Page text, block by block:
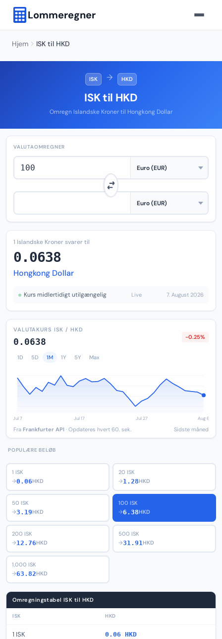
Lommeregner
Hjem ISK til HKD
ISK → HKD
ISK til HKD
Omregn Islandske Kroner til Hongkong Dollar
VALUTAOMREGNER
1 Islandske Kroner svarer til
0.0638
Hongkong Dollar
Kurs midlertidigt utilgængelig Live 7. August 2026
VALUTAKURS ISK / HKD
0.0638 -0.25%
1D 5D 1M 1Y 5Y Max
Fra Frankfurter API · Opdateres hvert 60. sek. Sidste måned
POPULÆRE BELØB
1 ISK
→0.06HKD
20 ISK
→1.28HKD
50 ISK
→3.19HKD
100 ISK
→6.38HKD
200 ISK
→12.76HKD
500 ISK
→31.91HKD
1,000 ISK
→63.82HKD
Omregningstabel ISK til HKD
ISK HKD
1 ISK 0.06 HKD